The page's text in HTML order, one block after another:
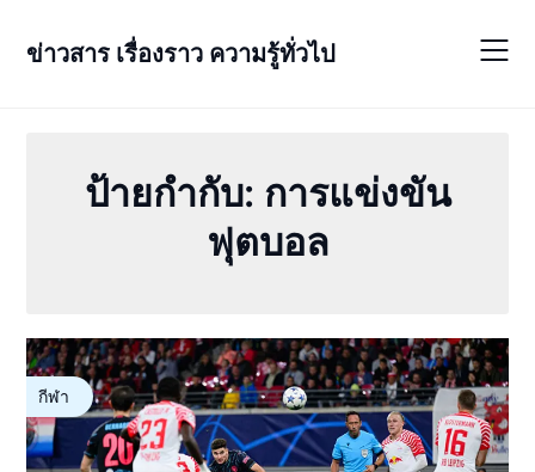
ข่าวสาร เรื่องราว ความรู้ทั่วไป
ป้ายกำกับ: การแข่งขัน
ฟุตบอล
กีฬา